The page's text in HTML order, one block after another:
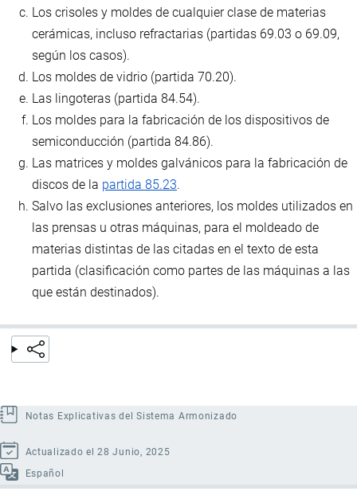
Los crisoles y moldes de cualquier clase de materias
cerámicas, incluso refractarias (partidas 69.03 o 69.09,
según los casos).
Los moldes de vidrio (partida 70.20).
Las lingoteras (partida 84.54).
Los moldes para la fabricación de los dispositivos de
semiconducción (partida 84.86).
Las matrices y moldes galvánicos para la fabricación de
discos de la partida 85.23.
Salvo las exclusiones anteriores, los moldes utilizados en
las prensas u otras máquinas, para el moldeado de
materias distintas de las citadas en el texto de esta
partida (clasificación como partes de las máquinas a las
que están destinados).
Notas Explicativas del Sistema Armonizado
Actualizado el 28 Junio, 2025
Español